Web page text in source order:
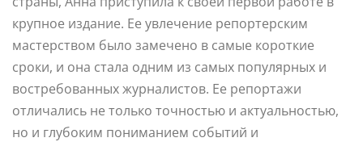
крупное издание. Ее увлечение репортерским
мастерством было замечено в самые короткие
сроки, и она стала одним из самых популярных и
востребованных журналистов. Ее репортажи
отличались не только точностью и актуальностью,
но и глубоким пониманием событий и